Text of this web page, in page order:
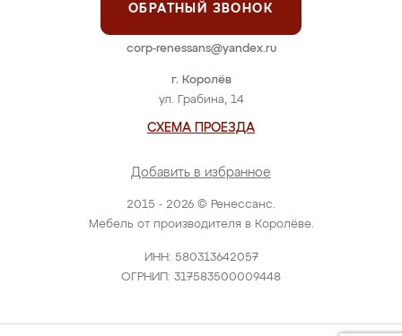
2015 - 2026 © Ренессанс.
Мебель от производителя в Королёве.
ИНН: 580313642057
ОГРНИП: 317583500009448
г. Королёв
ул. Грабина, 14
СХЕМА ПРОЕЗДА
Добавить в избранное
ОБРАТНЫЙ ЗВОНОК
corp-renessans@yandex.ru